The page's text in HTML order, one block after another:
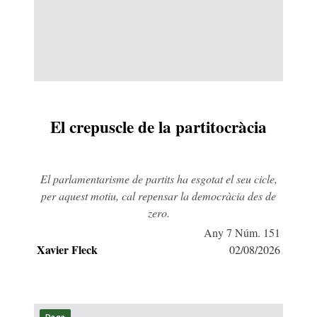
El crepuscle de la partitocràcia
El parlamentarisme de partits ha esgotat el seu cicle,
per aquest motiu, cal repensar la democràcia des de
zero.
Xavier Fleck
Any 7 Núm. 151
02/08/2026